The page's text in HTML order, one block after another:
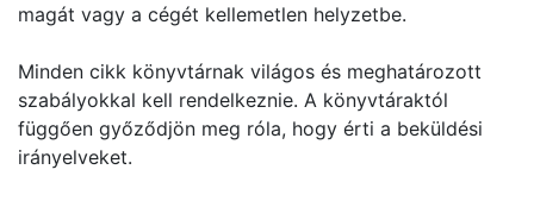
magát vagy a cégét kellemetlen helyzetbe.
Minden cikk könyvtárnak világos és meghatározott
szabályokkal kell rendelkeznie. A könyvtáraktól
függően győződjön meg róla, hogy érti a beküldési
irányelveket.